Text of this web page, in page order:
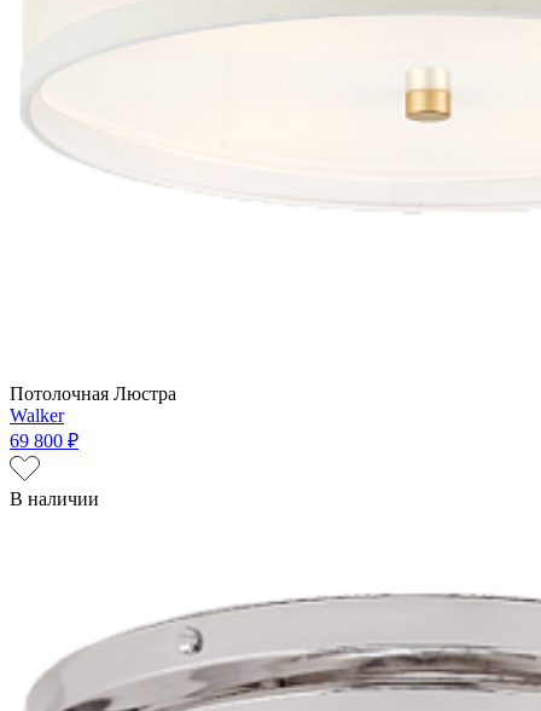
Потолочная Люстра
Walker
69 800 ₽
В наличии